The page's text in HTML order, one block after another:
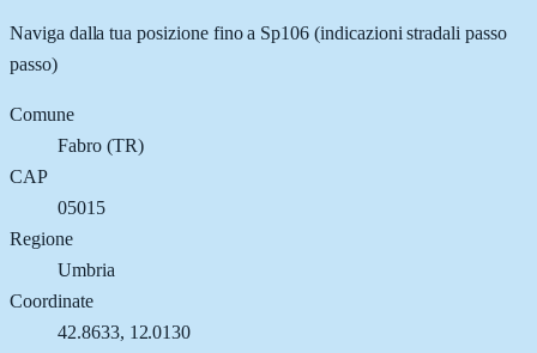
Naviga dalla tua posizione fino a Sp106 (indicazioni stradali passo
passo)
Comune
Fabro(TR)
CAP
05015
Regione
Umbria
Coordinate
42.8633, 12.0130